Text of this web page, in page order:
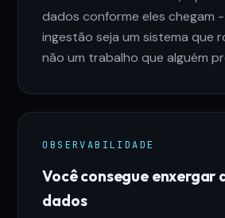
dados conforme eles chegam
ingestão seja um sistema que
não um trabalho que alguém
OBSERVABILIDADE
Você consegue enxergar
dados